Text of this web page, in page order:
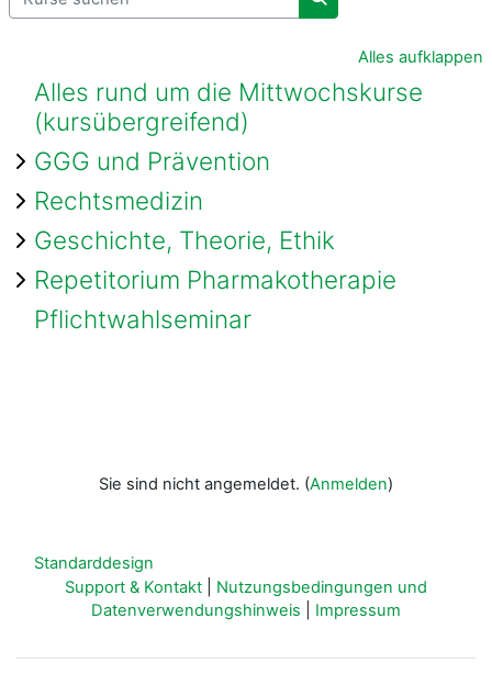
Kurse suchen
Alles aufklappen
Alles rund um die Mittwochskurse
(kursübergreifend)
GGG und Prävention
Rechtsmedizin
Geschichte, Theorie, Ethik
Repetitorium Pharmakotherapie
Pflichtwahlseminar
Sie sind nicht angemeldet. (Anmelden)
Standarddesign
Support & Kontakt
Nutzungsbedingungen und
Datenverwendungshinweis
Impressum